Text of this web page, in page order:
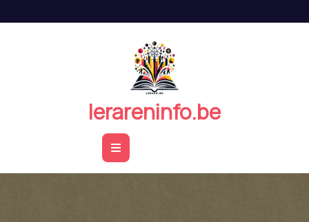
de
lerareninfo.be
Open
Button